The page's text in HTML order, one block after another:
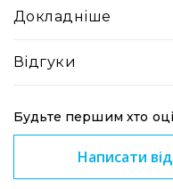
Докладніше
Відгуки
Будьте першим хто
Написати